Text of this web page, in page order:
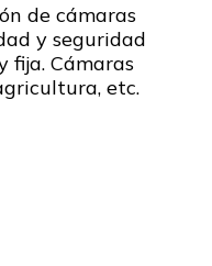
de cámaras
y seguridad
fija. Cámaras
etc.